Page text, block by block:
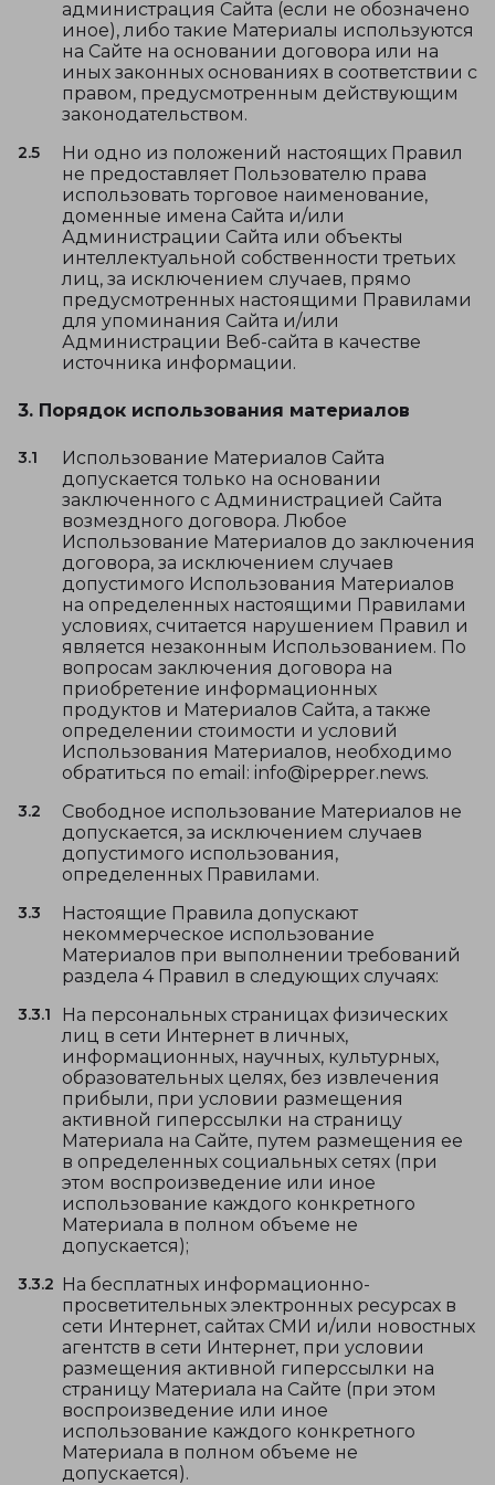
администрация Сайта (если не обозначено
иное), либо такие Материалы используются
на Сайте на основании договора или на
иных законных основаниях в соответствии с
правом, предусмотренным действующим
законодательством.
2.5
Ни одно из положений настоящих Правил
не предоставляет Пользователю права
использовать торговое наименование,
доменные имена Сайта и/или
Администрации Сайта или объекты
интеллектуальной собственности третьих
лиц, за исключением случаев, прямо
предусмотренных настоящими Правилами
для упоминания Сайта и/или
Администрации Веб-сайта в качестве
источника информации.
3. Порядок использования материалов
3.1
Использование Материалов Сайта
допускается только на основании
заключенного с Администрацией Сайта
возмездного договора. Любое
Использование Материалов до заключения
договора, за исключением случаев
допустимого Использования Материалов
на определенных настоящими Правилами
условиях, считается нарушением Правил и
является незаконным Использованием. По
вопросам заключения договора на
приобретение информационных
продуктов и Материалов Сайта, а также
определении стоимости и условий
Использования Материалов, необходимо
обратиться по email: info@ipepper.news.
3.2
Свободное использование Материалов не
допускается, за исключением случаев
допустимого использования,
определенных Правилами.
3.3
Настоящие Правила допускают
некоммерческое использование
Материалов при выполнении требований
раздела 4 Правил в следующих случаях:
3.3.1
На персональных страницах физических
лиц в сети Интернет в личных,
информационных, научных, культурных,
образовательных целях, без извлечения
прибыли, при условии размещения
активной гиперссылки на страницу
Материала на Сайте, путем размещения ее
в определенных социальных сетях (при
этом воспроизведение или иное
использование каждого конкретного
Материала в полном объеме не
допускается);
3.3.2 На бесплатных информационно-
просветительных электронных ресурсах в
сети Интернет, сайтах СМИ и/или новостных
агентств в сети Интернет, при условии
размещения активной гиперссылки на
страницу Материала на Сайте (при этом
воспроизведение или иное
использование каждого конкретного
Материала в полном объеме не
допускается).